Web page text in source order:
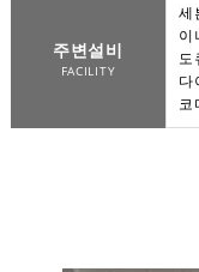
주변설비
FACILITY
세
다